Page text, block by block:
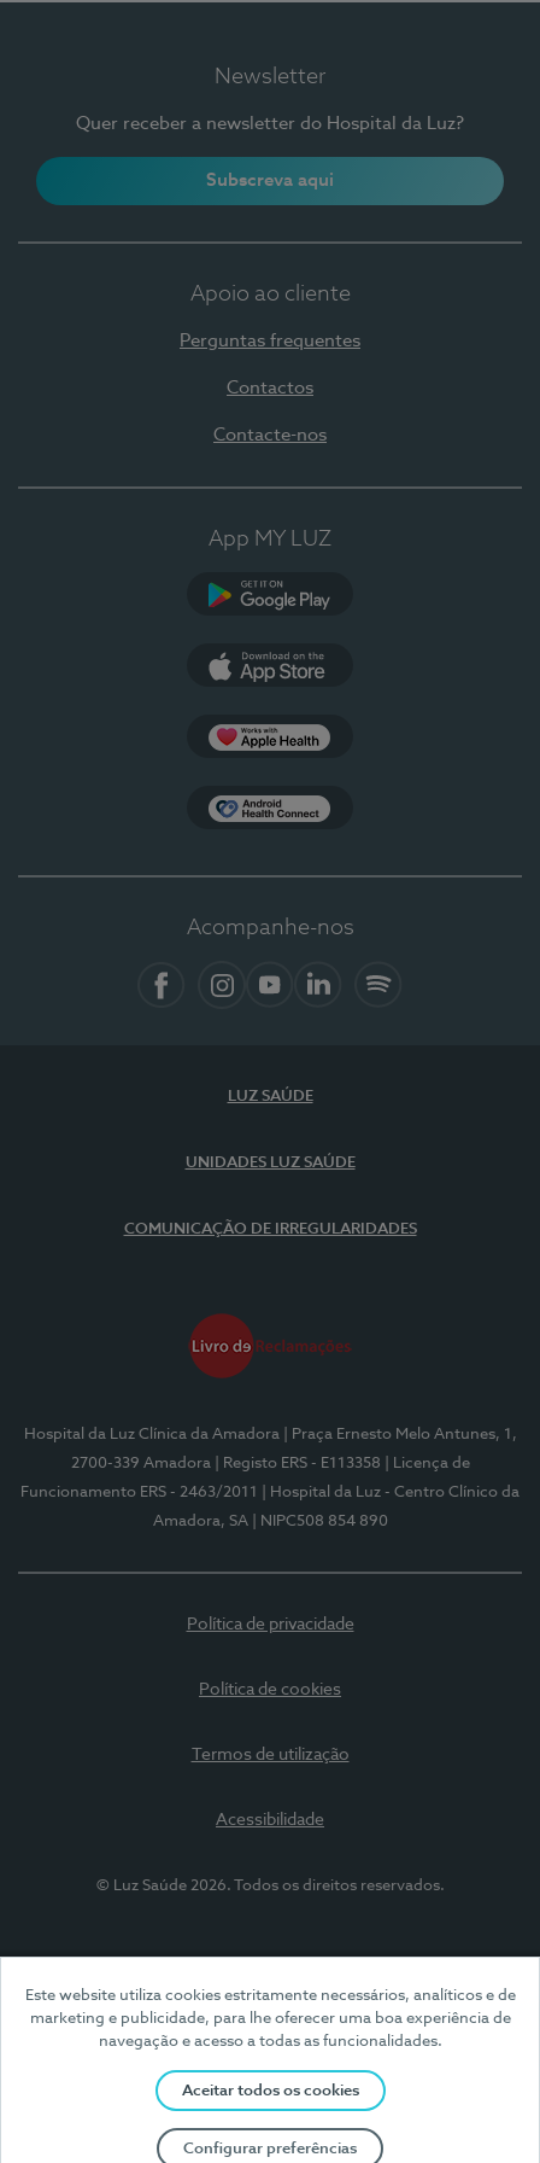
Este website utiliza cookies estritamente necessários, analíticos e de
marketing e publicidade, para lhe oferecer uma boa experiência de
navegação e acesso a todas as funcionalidades.
Aceitar todos os cookies
Configurar preferências
Newsletter
Quer receber a newsletter do Hospital da Luz?
Subscreva aqui
Apoio ao cliente
Perguntas frequentes
Contactos
Contacte-nos
App MY LUZ
Acompanhe-nos
LUZ SAÚDE
UNIDADES LUZ SAÚDE
COMUNICAÇÃO DE IRREGULARIDADES
Hospital da Luz Clínica da Amadora
| Praça Ernesto Melo Antunes, 1,
2700-339 Amadora
| Registo ERS - E113358
| Licença de
Funcionamento ERS - 2463/2011
| Hospital da Luz - Centro Clínico da
Amadora, SA
| NIPC508 854 890
Política de privacidade
Política de cookies
Termos de utilização
Acessibilidade
© Luz Saúde 2026. Todos os direitos reservados.